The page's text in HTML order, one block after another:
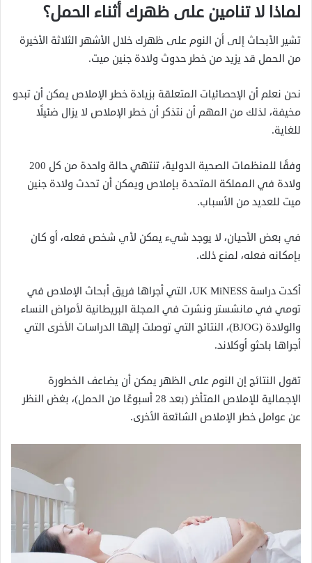
لماذا لا تنامين على ظهرك أثناء الحمل؟
تشير الأبحاث إلى أن النوم على ظهرك خلال الأشهر الثلاثة الأخيرة
من الحمل قد يزيد من خطر حدوث ولادة جنين ميت.
نحن نعلم أن الإحصائيات المتعلقة بزيادة خطر الإملاص يمكن أن تبدو
مخيفة، لذلك من المهم أن نتذكر أن خطر الإملاص لا يزال ضئيلًا
للغاية.
وفقًا للمنظمات الصحية الدولية، تنتهي حالة واحدة من كل 200
ولادة في المملكة المتحدة بإملاص ويمكن أن تحدث ولادة جنين
ميت للعديد من الأسباب.
في بعض الأحيان، لا يوجد شيء يمكن لأي شخص فعله، أو كان
بإمكانه فعله، لمنع ذلك.
أكدت دراسة UK MiNESS، التي أجراها فريق أبحاث الإملاص في
تومي في مانشستر ونشرت في المجلة البريطانية لأمراض النساء
والولادة (BJOG)، النتائج التي توصلت إليها الدراسات الأخرى التي
أجراها باحثو أوكلاند.
تقول النتائج إن النوم على الظهر يمكن أن يضاعف الخطورة
الإجمالية للإملاص المتأخر (بعد 28 أسبوعًا من الحمل)، بغض النظر
عن عوامل خطر الإملاص الشائعة الأخرى.